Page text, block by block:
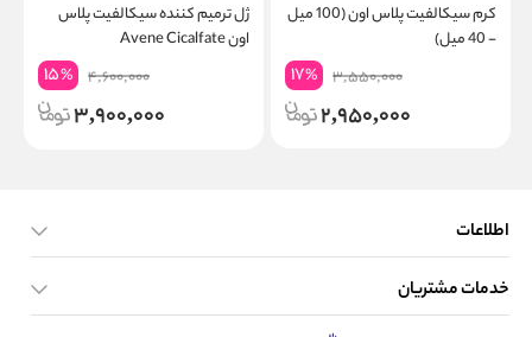
کرم سیکالفیت پلاس اون (100 میل
- 40 میل)
3,550,000
17%
2,950,000
ژل ترمیم کننده سیکالفیت پلاس
اون Avene Cicalfate
4,600,000
15%
3,900,000
اطلاعات
صفحه اصلی
خدمات مشتریان